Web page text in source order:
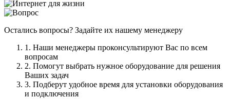
Остались вопросы? Задайте их нашему менеджеру
1. Наши менеджеры проконсультируют Вас по всем
вопросам
2. Помогут выбрать нужное оборудование для решения
Ваших задач
3. Подберут удобное время для установки оборудования
и подключения